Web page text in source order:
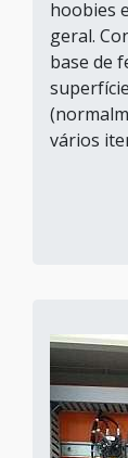
hoobies
geral.
base de
vários